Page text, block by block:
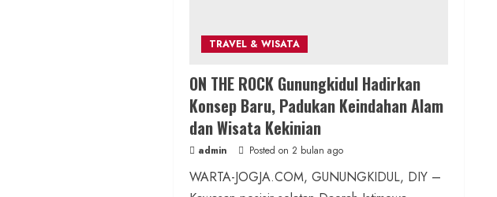
Antusiasme Warga Warnai Kirab
Kini Resmi Sandang Status
Kalurahan Mandiri Budaya
admin Posted on 12 jam ago
2 MIN READ
TRAVEL & WISATA
ON THE ROCK Gunungkidul Hadirkan
Konsep Baru, Padukan Keindahan Alam
dan Wisata Kekinian
admin Posted on 2 bulan ago
WARTA-JOGJA.COM, GUNUNGKIDUL, DIY –